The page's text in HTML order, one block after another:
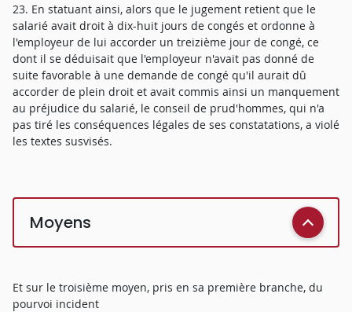
23. En statuant ainsi, alors que le jugement retient que le
salarié avait droit à dix-huit jours de congés et ordonne à
l'employeur de lui accorder un treizième jour de congé, ce
dont il se déduisait que l'employeur n'avait pas donné de
suite favorable à une demande de congé qu'il aurait dû
accorder de plein droit et avait commis ainsi un manquement
au préjudice du salarié, le conseil de prud'hommes, qui n'a
pas tiré les conséquences légales de ses constatations, a violé
les textes susvisés.
Moyens
Et sur le troisième moyen, pris en sa première branche, du
pourvoi incident